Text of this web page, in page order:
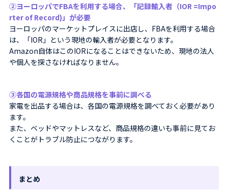
②ヨーロッパでFBAを利用する場合、「記録輸入者（IOR =Impo
rter of Record)」が必要
ヨーロッパのマーケットプレイスに出店し、FBAを利用する場合
は、「IOR」という現地の輸入者が必要となります。
Amazon自体はこのIORになることはできないため、現地の法人
や個人を探さなければなりません。
③各国の電源規格や商品規格を事前に調べる
家電を出品する場合は、各国の電源規格を調べておく必要があり
ます。
また、ベッドやマットレスなど、商品規格の違いも事前に見てお
くことがトラブル防止につながります。
まとめ